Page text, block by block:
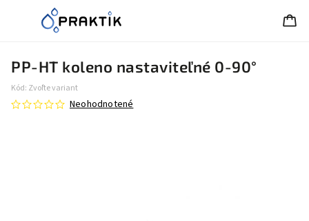
PP-HT koleno nastaviteľné 0-90°
Kód: Zvoľte variant
Neohodnotené